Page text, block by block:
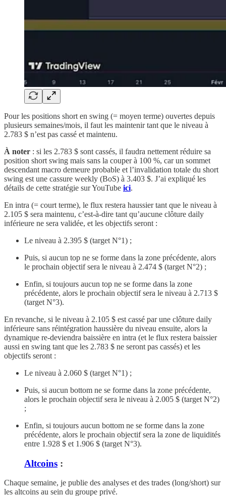
Pour les positions short en swing (= moyen terme) ouvertes depuis
plusieurs semaines/mois, il faut les maintenir tant que le niveau à
2.783 $ n’est pas cassé et maintenu.
À noter : si les 2.783 $ sont cassés, il faudra nettement réduire sa
position short swing mais sans la couper à 100 %, car un sommet
descendant macro demeure probable et l’invalidation totale du short
swing est une cassure weekly (BoS) à 3.403 $. J’ai expliqué les
détails de cette stratégie sur YouTube ici.
En intra (= court terme), le flux restera haussier tant que le niveau à
2.105 $ sera maintenu, c’est-à-dire tant qu’aucune clôture daily
inférieure ne sera validée, et les objectifs seront :
Le niveau à 2.395 $ (target N°1) ;
Puis, si aucun top ne se forme dans la zone précédente, alors
le prochain objectif sera le niveau à 2.474 $ (target N°2) ;
Enfin, si toujours aucun top ne se forme dans la zone
précédente, alors le prochain objectif sera le niveau à 2.713 $
(target N°3).
En revanche, si le niveau à 2.105 $ est cassé par une clôture daily
inférieure sans réintégration haussière du niveau ensuite, alors la
dynamique re-deviendra baissière en intra (et le flux restera baissier
aussi en swing tant que les 2.783 $ ne seront pas cassés) et les
objectifs seront :
Le niveau à 2.060 $ (target N°1) ;
Puis, si aucun bottom ne se forme dans la zone précédente,
alors le prochain objectif sera le niveau à 2.005 $ (target N°2)
;
Enfin, si toujours aucun bottom ne se forme dans la zone
précédente, alors le prochain objectif sera la zone de liquidités
entre 1.928 $ et 1.906 $ (target N°3).
Altcoins :
Chaque semaine, je publie des analyses et des trades (long/short) sur
les altcoins au sein du groupe privé.